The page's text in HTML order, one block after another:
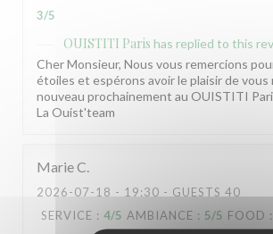
3/5
OUISTITI Paris has replied to this
Cher Monsieur, Nous vous remercions
étoiles et espérons avoir le plaisir de vous
nouveau prochainement au OUISTITI
La Ouist'team
MarieC
2026-07-18 - 19:30 - GUESTS 40
SERVICE : 4/5 AMBIANCE : 5/5 FOOD :